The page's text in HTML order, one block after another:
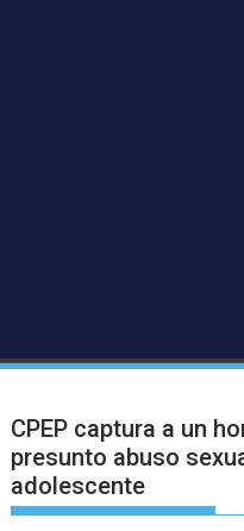
CPEP captura a un
presunto abuso
adolescente